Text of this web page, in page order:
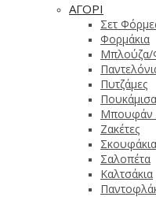
ΑΓΟΡΙ
Σετ
Φορμάκια
Μπλούζα/
Πυτζάμες
Πουκάμισα
Μπουφάν
Ζακέτες
Σκουφάκια
Σαλοπέτα
Καλτσάκια